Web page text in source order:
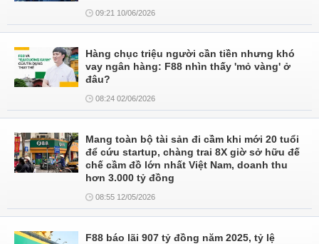
09:21 10/06/2026
Hàng chục triệu người cần tiền nhưng khó
vay ngân hàng: F88 nhìn thấy 'mỏ vàng' ở
đâu?
08:24 02/06/2026
Mang toàn bộ tài sản đi cầm khi mới 20 tuổi
để cứu startup, chàng trai 8X giờ sở hữu đế
chế cầm đồ lớn nhất Việt Nam, doanh thu
hơn 3.000 tỷ đồng
08:55 12/05/2026
F88 báo lãi 907 tỷ đồng năm 2025, tỷ lệ